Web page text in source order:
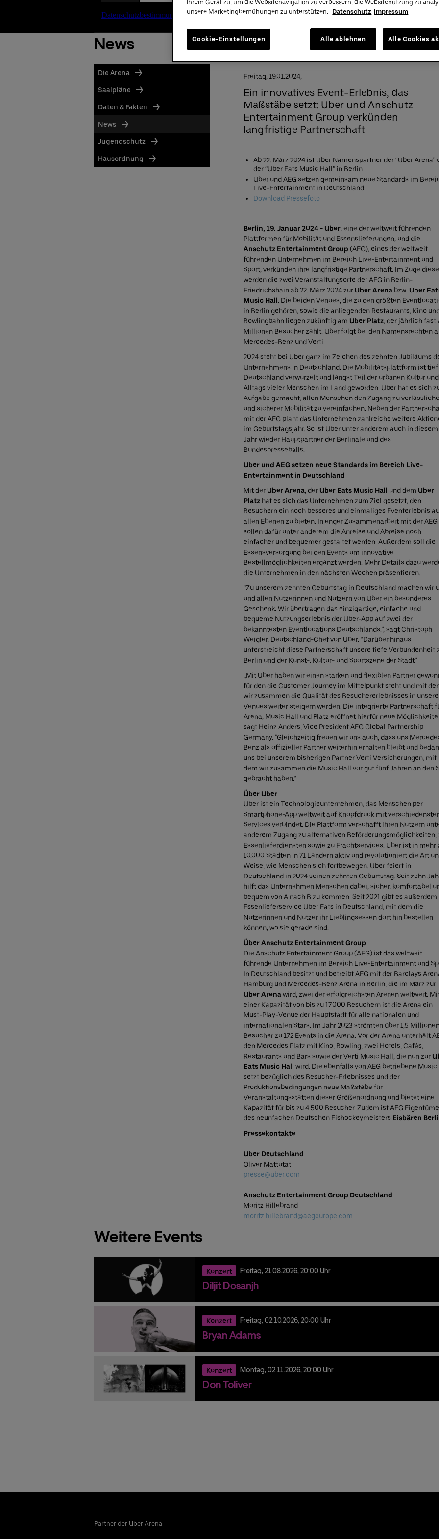
Premium:030/2060708844
Infos
News
Freitag, 19.01.2024,
Ein innovatives Event-Erlebnis, das
Maßstäbe setzt: Uber und Anschutz
Entertainment Group verkünden
langfristige Partnerschaft
Ab 22. März 2024 ist Uber Namenspartner der “Uber Arena”
der “Uber Eats Music Hall” in Berlin
Uber und AEG setzen gemeinsam neue Standards im
Live-Entertainment in Deutschland.
Download Pressefoto
Berlin, 19. Januar 2024 - Uber, eine der weltweit führenden
Plattformen für Mobilität und Essenslieferungen, und die
Anschutz Entertainment Group (AEG), eines der weltweit
führenden Unternehmen im Bereich Live-Entertainment und
Sport, verkünden ihre langfristige Partnerschaft. Im Zuge
werden die zwei Veranstaltungsorte der AEG in Berlin-
Friedrichshain ab 22. März 2024 zur Uber Arena bzw. Uber
Music Hall. Die beiden Venues, die zu den größten
in Berlin gehören, sowie die anliegenden Restaurants, Kino und
Bowlingbahn liegen zukünftig am Uber Platz, der jährlich fast
Millionen Besucher zählt. Uber folgt bei den Namensrechten
Mercedes-Benz und Verti.
2024 steht bei Uber ganz im Zeichen des zehnten Jubiläums
Unternehmens in Deutschland. Die Mobilitätsplattform ist
Deutschland verwurzelt und längst Teil der urbanen Kultur und
Alltags vieler Menschen im Land geworden. Uber hat es sich
Aufgabe gemacht, allen Menschen den Zugang zu
und sicherer Mobilität zu vereinfachen. Neben der
mit der AEG plant das Unternehmen zahlreiche weitere
im Geburtstagsjahr. So ist Uber unter anderem auch in diesem
Jahr wieder Hauptpartner der Berlinale und des
Bundespresseballs.
Uber und AEG setzen neue Standards im Bereich Live-
Entertainment in Deutschland
Mit der Uber Arena, der Uber Eats Music Hall und dem Uber
Platz hat es sich das Unternehmen zum Ziel gesetzt, den
Besuchern ein noch besseres und einmaliges Eventerlebnis
allen Ebenen zu bieten. In enger Zusammenarbeit mit der AEG
sollen dafür unter anderem die Anreise und Abreise noch
einfacher und bequemer gestaltet werden. Außerdem soll die
Essensversorgung bei den Events um innovative
Bestellmöglichkeiten ergänzt werden. Mehr Details dazu
die Unternehmen in den nächsten Wochen präsentieren.
“Zu unserem zehnten Geburtstag in Deutschland machen wir
und allen Nutzerinnen und Nutzern von Uber ein besonderes
Geschenk. Wir übertragen das einzigartige, einfache und
bequeme Nutzungserlebnis der Uber-App auf zwei der
bekanntesten Eventlocations Deutschlands.”, sagt Christoph
Weigler, Deutschland-Chef von Uber. “Darüber hinaus
unterstreicht diese Partnerschaft unsere tiefe Verbundenheit
Berlin und der Kunst-, Kultur- und Sportszene der Stadt”
„Mit Uber haben wir einen starken und flexiblen Partner
für den die Customer Journey im Mittelpunkt steht und mit
wir zusammen die Qualität des Besuchererlebnisses in
Venues weiter steigern werden. Die integrierte Partnerschaft
Arena, Music Hall und Platz eröffnet hierfür neue
sagt Heinz Anders, Vice President AEG Global Partnership
Germany. "Gleichzeitig freuen wir uns auch, dass uns
Benz als offizieller Partner weiterhin erhalten bleibt und
uns bei unserem bisherigen Partner Verti Versicherungen, mit
dem wir zusammen die Music Hall vor gut fünf Jahren an den
gebracht haben.“
Über Uber
Uber ist ein Technologieunternehmen, das Menschen per
Smartphone-App weltweit auf Knopfdruck mit
Services verbindet. Die Plattform verschafft ihren Nutzern
anderem Zugang zu alternativen Beförderungsmöglichkeiten,
Essenlieferdiensten sowie zu Frachtservices. Uber ist in mehr
10.000 Städten in 71 Ländern aktiv und revolutioniert die Art
Weise, wie Menschen sich fortbewegen. Uber feiert in
Deutschland in 2024 seinen zehnten Geburtstag. Seit zehn
hilft das Unternehmen Menschen dabei, sicher, komfortabel
bequem von A nach B zu kommen. Seit 2021 gibt es außerdem
Essenlieferservice Uber Eats in Deutschland, mit dem die
Nutzerinnen und Nutzer ihr Lieblingsessen dort hin bestellen
können, wo sie gerade sind.
Über Anschutz Entertainment Group
Die Anschutz Entertainment Group (AEG) ist das weltweit
führende Unternehmen im Bereich Live-Entertainment und
In Deutschland besitzt und betreibt AEG mit der Barclays
Hamburg und Mercedes-Benz Arena in Berlin, die im März zur
Uber Arenawird, zwei der erfolgreichsten Arenen weltweit.
einer Kapazität von bis zu 17.000 Besuchern ist die Arena ein
Must-Play-Venue der Hauptstadt für alle nationalen und
internationalen Stars. Im Jahr 2023 strömten über 1,5 Millionen
Besucher zu 172 Events in die Arena. Vor der Arena unterhält
den Mercedes Platz mit Kino, Bowling, zwei Hotels, Cafés,
Restaurants und Bars sowie der Verti Music Hall, die nun zur
Eats Music Hall wird. Die ebenfalls von AEG betriebene Music
setzt bezüglich des Besucher-Erlebnisses und der
Produktionsbedingungen neue Maßstäbe für
Veranstaltungsstätten dieser Größenordnung und bietet eine
Kapazität für bis zu 4.500 Besucher. Zudem ist AEG
des neunfachen Deutschen Eishockeymeisters Eisbären
Pressekontakte
Uber Deutschland
Oliver Mattutat
presse@uber.com
Anschutz Entertainment Group Deutschland
Moritz Hillebrand
moritz.hillebrand@aegeurope.com
Die Arena
Saalpläne
Daten & Fakten
News
Jugendschutz
Hausordnung
Weitere Events
Konzert Freitag,21.08.2026,20:00 Uhr
Diljit Dosanjh
Konzert Freitag,02.10.2026,20:00 Uhr
Bryan Adams
Konzert Montag,02.11.2026,20:00 Uhr
Don Toliver
Partner der Uber Arena:
Ihrem Gerät zu, um die Websitenavigation zu verbessern, die Websitenutzung zu
unsere Marketingbemühungen zu unterstützen.
Datenschutz Impressum
Cookie-Einstellungen Alle ablehnen Alle Cookies